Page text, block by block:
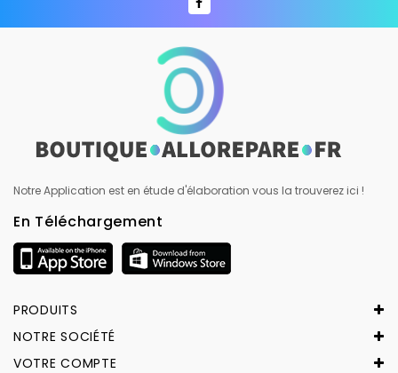
Notre Application est en étude d'élaboration vous la trouverez ici !
En Téléchargement
PRODUITS
NOTRE SOCIÉTÉ
VOTRE COMPTE